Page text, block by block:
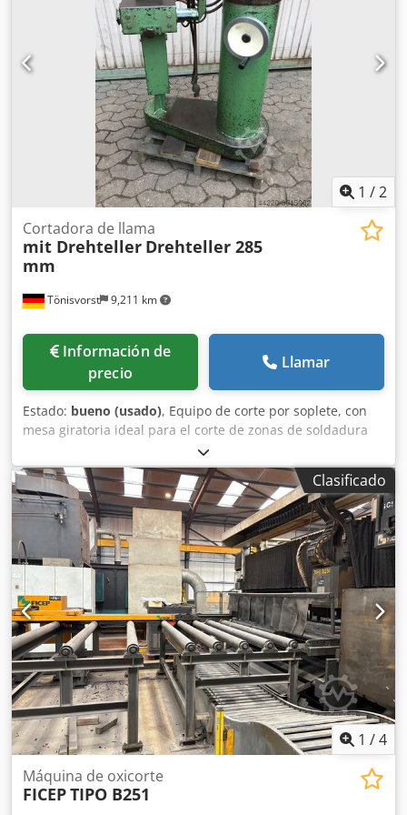
1 /2
Tönisvorst 9,211 km
Cortadora de llama
mit Drehteller Drehteller 285
mm
Información de
precio
Llamar
Estado: bueno (usado), Equipo de corte por soplete, con
mesa giratoria ideal para el corte de zonas de soldadura
diámetro de la mesa giratoria: 285 mm Djdpfsd Dti Ijx
Anmskr diámetro máximo del soplete: 600 mm altura total:
1150 mm ancho: 900 mm profundidad: 500 mm Clasificado
1 /4
Máquina de oxicorte
FICEPTIPO B251